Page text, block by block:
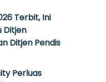
Terbit, Ini
Ditjen
Ditjen Pendis
Perluas